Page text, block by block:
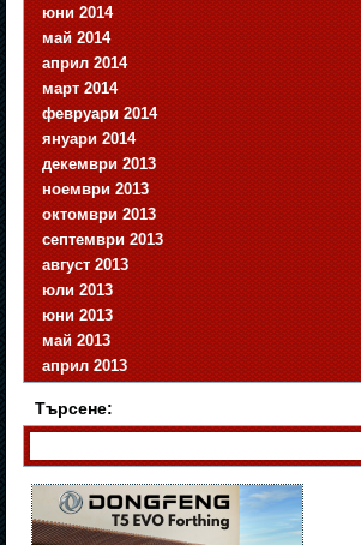
юни 2014
май 2014
април 2014
март 2014
февруари 2014
януари 2014
декември 2013
ноември 2013
октомври 2013
септември 2013
август 2013
юли 2013
юни 2013
май 2013
април 2013
Търсене: